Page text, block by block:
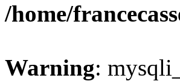
/home/
Warning: